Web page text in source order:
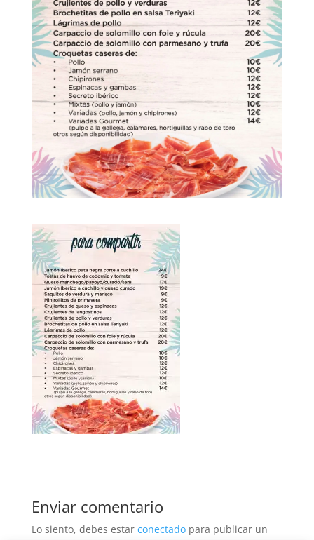
Enviar comentario
Lo siento, debes estar conectadopara publicar un